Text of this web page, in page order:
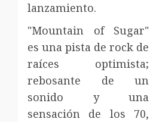
lanzamiento.
"Mountain of Sugar"
es una pista de rock de
raíces optimista;
rebosante de un
sonido y una
sensación de los 70,